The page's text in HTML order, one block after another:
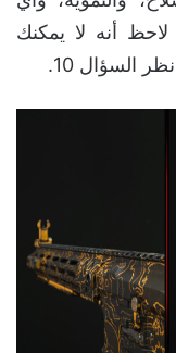
تمويهات أخرى مفتوحة في) MWIII لاحظ أنه لا يمكنك